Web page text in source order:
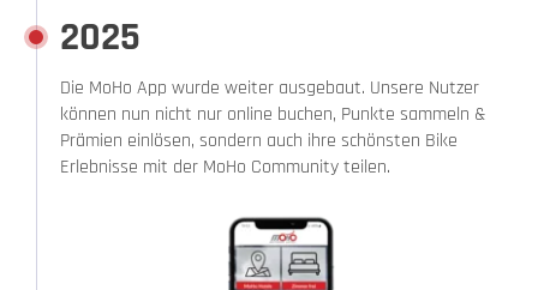
2025
Die MoHo App wurde weiter ausgebaut. Unsere Nutzer
können nun nicht nur online buchen, Punkte sammeln &
Prämien einlösen, sondern auch ihre schönsten Bike
Erlebnisse mit der MoHo Community teilen.